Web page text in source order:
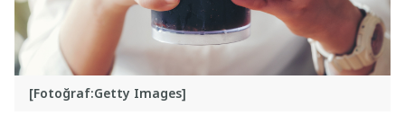
[Fotoğraf:Getty Images]